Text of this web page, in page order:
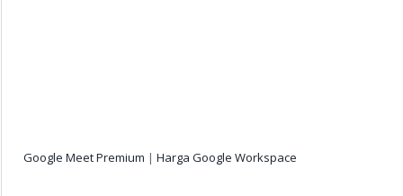
Google Meet Premium | Harga Google Workspace